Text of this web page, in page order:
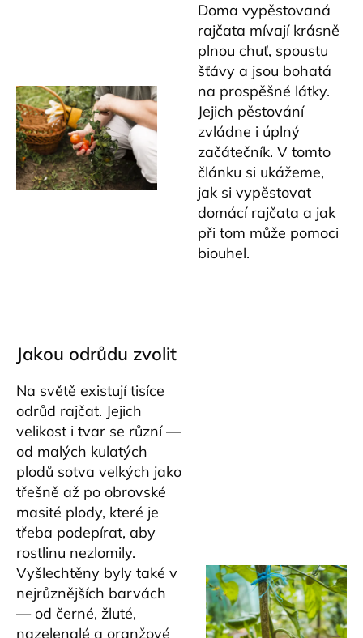
Doma vypěstovaná
rajčata mívají krásně
plnou chuť, spoustu
šťávy a jsou bohatá
na prospěšné látky.
Jejich pěstování
zvládne i úplný
začátečník. V tomto
článku si ukážeme,
jak si vypěstovat
domácí rajčata a jak
při tom může pomoci
biouhel.
Jakou odrůdu zvolit
Na světě existují tisíce
odrůd rajčat. Jejich
velikost i tvar se různí —
od malých kulatých
plodů sotva velkých jako
třešně až po obrovské
masité plody, které je
třeba podepírat, aby
rostlinu nezlomily.
Vyšlechtěny byly také v
nejrůznějších barvách
— od černé, žluté,
nazelenalé a oranžové